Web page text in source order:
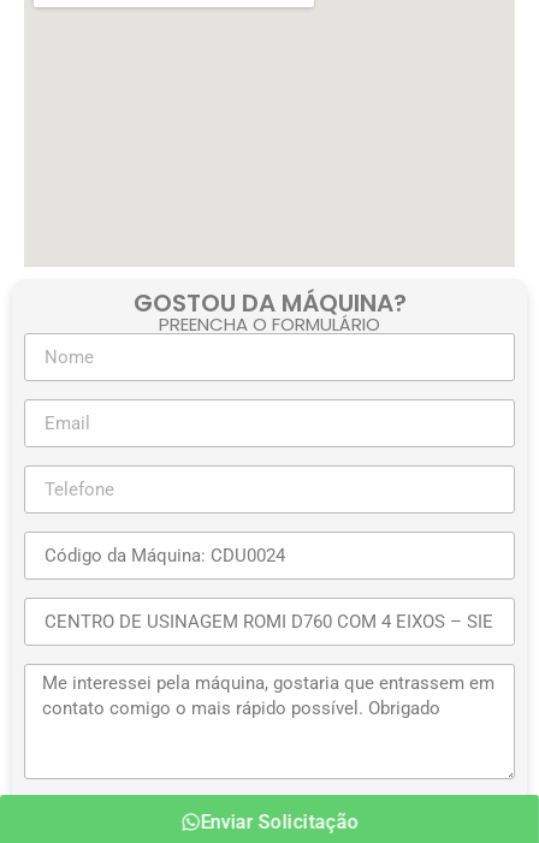
GOSTOU DA MÁQUINA?
PREENCHA O FORMULÁRIO
Enviar Solicitação